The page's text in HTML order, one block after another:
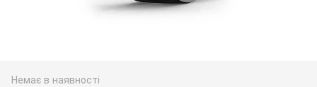
Немає в наявності